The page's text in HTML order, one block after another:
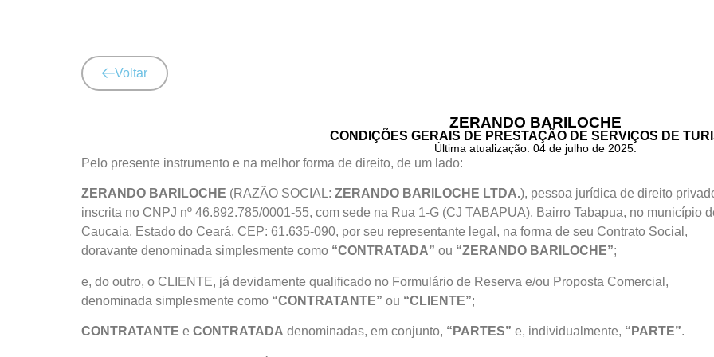
Voltar
ZERANDO BARILOCHE
CONDIÇÕES GERAIS DE PRESTAÇÃO DE SERVIÇOS DE
Última atualização: 04 de julho de 2025.
Pelo presente instrumento e na melhor forma de direito, de um lado:
ZERANDO BARILOCHE (RAZÃO SOCIAL: ZERANDO BARILOCHE LTDA.), pessoa jurídica de direito
inscrita no CNPJ nº 46.892.785/0001-55, com sede na Rua 1-G (CJ TABAPUA), Bairro Tabapua, no município
Caucaia, Estado do Ceará, CEP: 61.635-090, por seu representante legal, na forma de seu Contrato Social,
doravante denominada simplesmente como “CONTRATADA” ou “ZERANDO BARILOCHE”;
e, do outro, o CLIENTE, já devidamente qualificado no Formulário de Reserva e/ou Proposta Comercial,
denominada simplesmente como “CONTRATANTE” ou “CLIENTE”;
CONTRATANTE e CONTRATADA denominadas, em conjunto, “PARTES” e, individualmente, “PARTE”.